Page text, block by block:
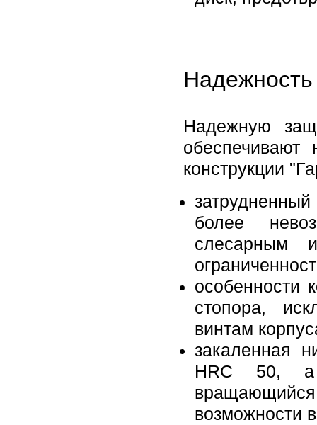
Надежную
обеспечивают
конструкции
более
слесарным
особенности
стопора,
винтам
закаленная
HRC 50, а
возможности